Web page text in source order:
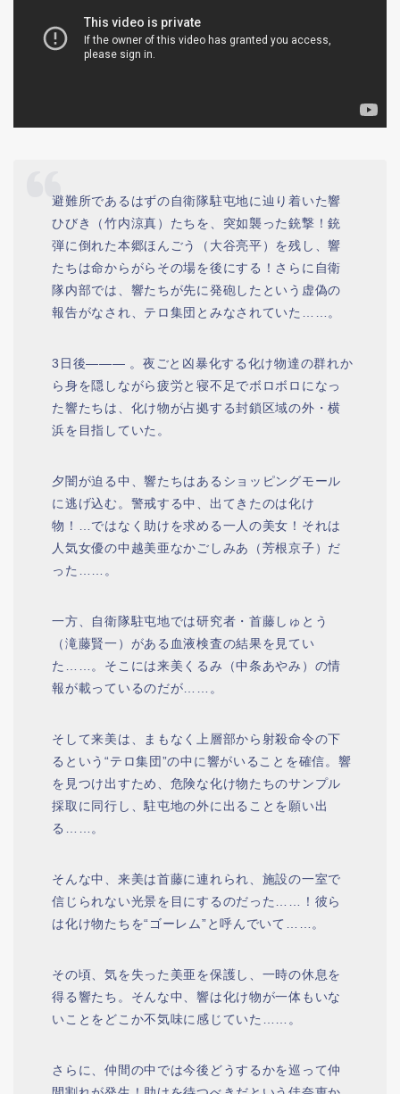
避難所であるはずの自衛隊駐屯地に辿り着いた響
ひびき（竹内涼真）たちを、突如襲った銃撃！銃
弾に倒れた本郷ほんごう（大谷亮平）を残し、響
たちは命からがらその場を後にする！さらに自衛
隊内部では、響たちが先に発砲したという虚偽の
報告がなされ、テロ集団とみなされていた……。
3日後——— 。夜ごと凶暴化する化け物達の群れか
ら身を隠しながら疲労と寝不足でボロボロになっ
た響たちは、化け物が占拠する封鎖区域の外・横
浜を目指していた。
夕闇が迫る中、響たちはあるショッピングモール
に逃げ込む。警戒する中、出てきたのは化け
物！…ではなく助けを求める一人の美女！それは
人気女優の中越美亜なかごしみあ（芳根京子）だ
った……。
一方、自衛隊駐屯地では研究者・首藤しゅとう
（滝藤賢一）がある血液検査の結果を見てい
た……。そこには来美くるみ（中条あやみ）の情
報が載っているのだが……。
そして来美は、まもなく上層部から射殺命令の下
るという“テロ集団”の中に響がいることを確信。響
を見つけ出すため、危険な化け物たちのサンプル
採取に同行し、駐屯地の外に出ることを願い出
る……。
そんな中、来美は首藤に連れられ、施設の一室で
信じられない光景を目にするのだった……！彼ら
は化け物たちを“ゴーレム”と呼んでいて……。
その頃、気を失った美亜を保護し、一時の休息を
得る響たち。そんな中、響は化け物が一体もいな
いことをどこか不気味に感じていた……。
さらに、仲間の中では今後どうするかを巡って仲